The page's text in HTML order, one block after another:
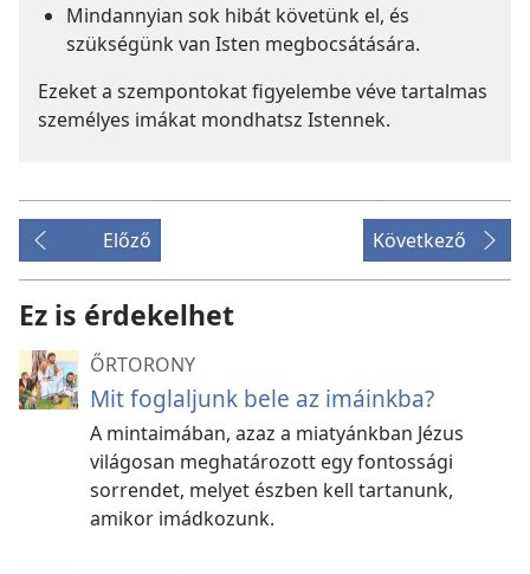
Mindannyian sok hibát követünk el, és
szükségünk van Isten megbocsátására.
Ezeket a szempontokat figyelembe véve tartalmas
személyes imákat mondhatsz Istennek.
Előző Következő
Ez is érdekelhet
ŐRTORONY
Mit foglaljunk bele az imáinkba?
A mintaimában, azaz a miatyánkban Jézus
világosan meghatározott egy fontossági
sorrendet, melyet észben kell tartanunk,
amikor imádkozunk.